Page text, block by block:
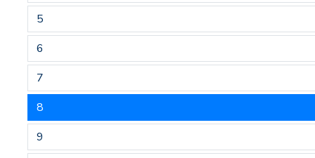
5
6
7
8
9